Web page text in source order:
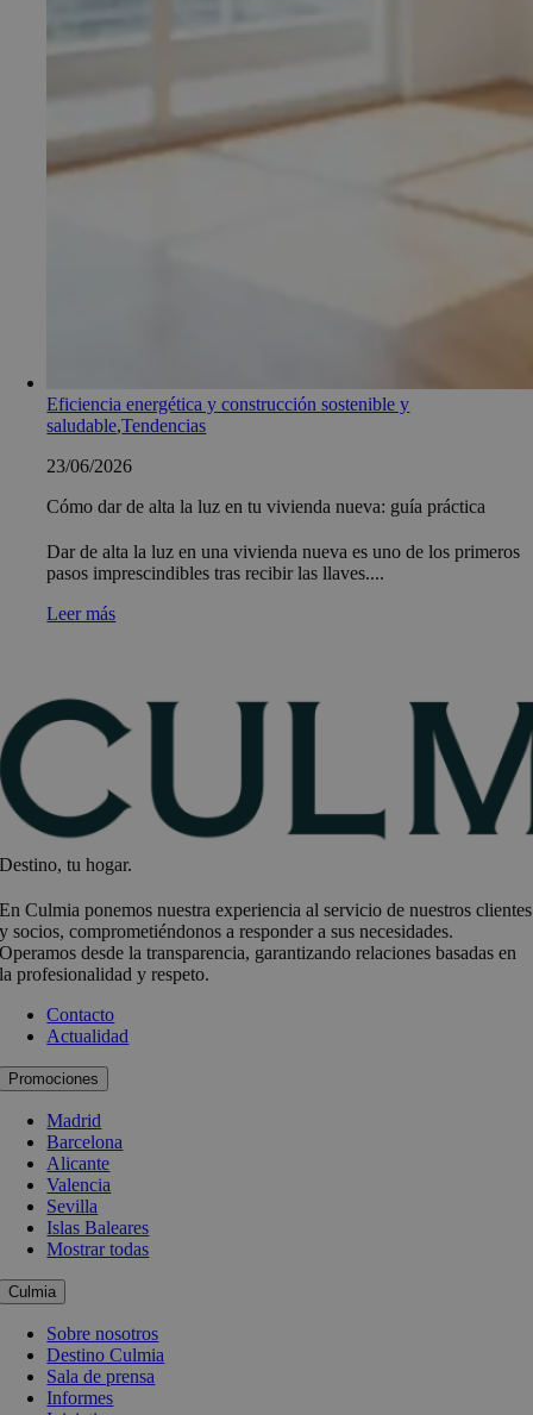
Eficiencia energética y construcción sostenible y
saludable,Tendencias
23/06/2026
Cómo dar de alta la luz en tu vivienda nueva: guía práctica
Dar de alta la luz en una vivienda nueva es uno de los primeros
pasos imprescindibles tras recibir las llaves....
Leer más
Destino, tu hogar.
En Culmia ponemos nuestra experiencia al servicio de nuestros clientes
y socios, comprometiéndonos a responder a sus necesidades.
Operamos desde la transparencia, garantizando relaciones basadas en
la profesionalidad y respeto.
Contacto
Actualidad
Promociones
Madrid
Barcelona
Alicante
Valencia
Sevilla
Islas Baleares
Mostrar todas
Culmia
Sobre nosotros
Destino Culmia
Sala de prensa
Informes